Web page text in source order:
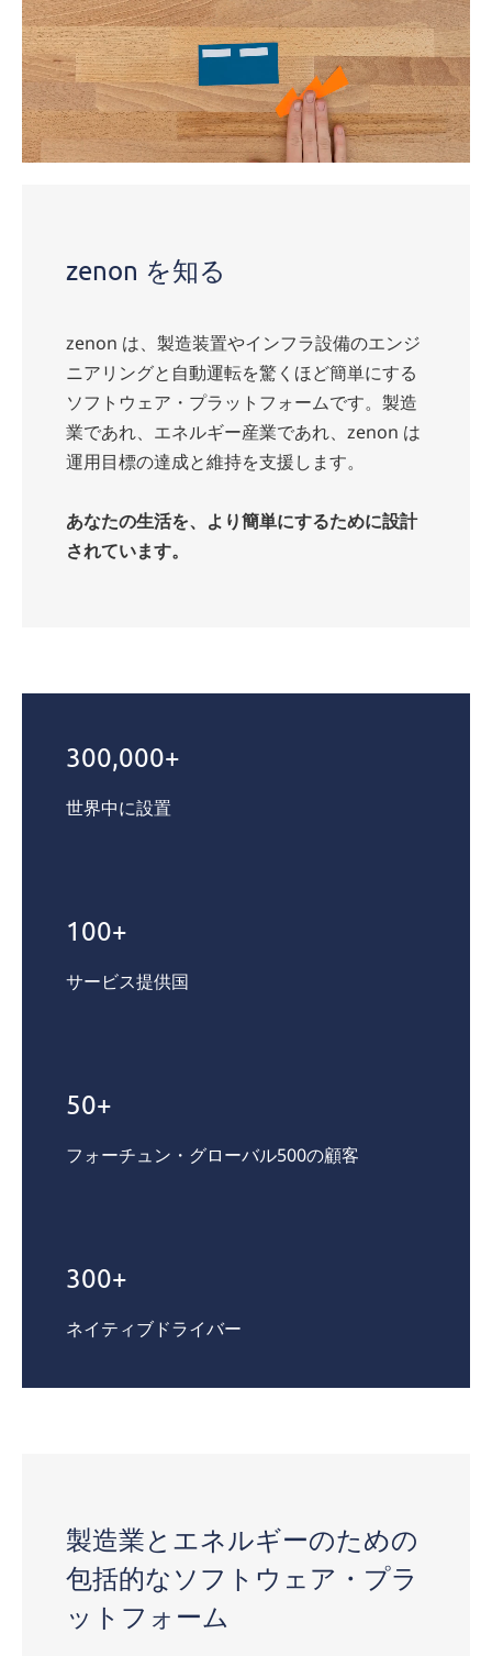
zenon を知る
zenon は、製造装置やインフラ設備のエンジ
ニアリングと自動運転を驚くほど簡単にする
ソフトウェア・プラットフォームです。製造
業であれ、エネルギー産業であれ、zenon は
運用目標の達成と維持を支援します。
あなたの生活を、 より簡単にするために設計
されています。
300,000+
世界中に設置
100+
サービス提供国
50+
フォーチュン・グローバル500の顧客
300+
ネイティブドライバー
製造業とエネルギーのための
包括的なソフトウェア・プラ
ットフォーム